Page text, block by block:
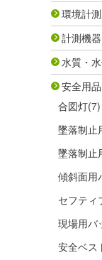
環境計
計測機
水質・
安全用
合図灯(7)
墜落制止
墜落制止
傾斜面用
セフティ
現場用バ
安全ベス